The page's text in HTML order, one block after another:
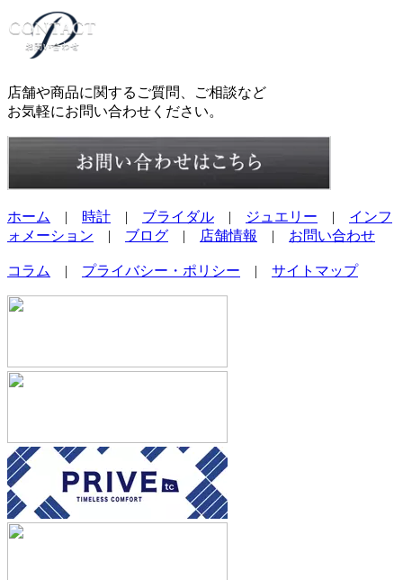
店舗や商品に関するご質問、ご相談など
お気軽にお問い合わせください。
ホーム | 時計 | ブライダル | ジュエリー | インフ
ォメーション | ブログ | 店舗情報 | お問い合わせ
コラム | プライバシー・ポリシー | サイトマップ